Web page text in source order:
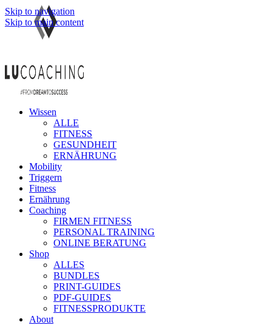
Skip to navigation
Skip to main content
Wissen
ALLE
FITNESS
GESUNDHEIT
ERNÄHRUNG
Mobility
Triggern
Fitness
Ernährung
Coaching
FIRMEN FITNESS
PERSONAL TRAINING
ONLINE BERATUNG
Shop
ALLES
BUNDLES
PRINT-GUIDES
PDF-GUIDES
FITNESSPRODUKTE
About